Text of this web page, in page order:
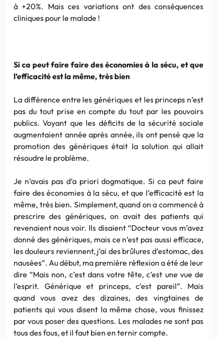
à +20%. Mais ces variations ont des conséquences
cliniques pour le malade !
Si ca peut faire faire des économies à la sécu, et que
l’efficacité est la même, très bien
La différence entre les génériques et les princeps n’est
pas du tout prise en compte du tout par les pouvoirs
publics. Voyant que les déficits de la sécurité sociale
augmentaient année après année, ils ont pensé que la
promotion des génériques était la solution qui allait
résoudre le problème.
Je n’avais pas d’a priori dogmatique. Si ca peut faire
faire des économies à la sécu, et que l’efficacité est la
même, très bien. Simplement, quand on a commencé à
prescrire des génériques, on avait des patients qui
revenaient nous voir. Ils disaient “Docteur vous m’avez
donné des génériques, mais ce n’est pas aussi efficace,
les douleurs reviennent, j’ai des brûlures d’estomac, des
nausées”. Au début, ma première réflexion a été de leur
dire “Mais non, c’est dans votre tête, c’est une vue de
l’esprit. Générique et princeps, c’est pareil”. Mais
quand vous avez des dizaines, des vingtaines de
patients qui vous disent la même chose, vous finissez
par vous poser des questions. Les malades ne sont pas
tous des fous, et il faut bien en ternir compte.